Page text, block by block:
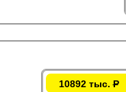
10892 тыс.Р